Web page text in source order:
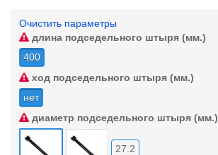
Очистить параметры
длина подседельного штыря (мм.)
400
ход подседельного штыря (мм.)
нет
диаметр подседельного штыря (мм.)
27.2